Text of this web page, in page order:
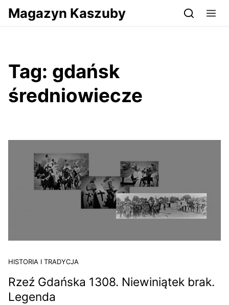
Przejdź do serwisu magazynkaszuby.pl
Magazyn Kaszuby
Tag: gdańsk
średniowiecze
HISTORIA I TRADYCJA
Rzeź Gdańska 1308. Niewiniątek brak.
Legenda